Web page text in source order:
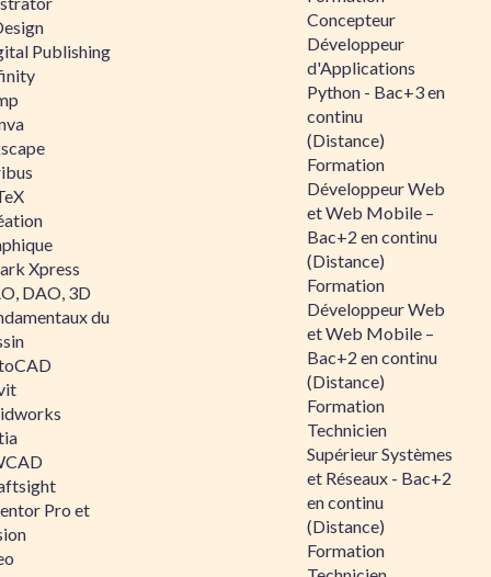
Publishing
Xpress
DAO, 3D
du
Pro et
Concepteur
Développeur
d'Applications
Python - Bac+3 en
continu
(Distance)
Formation
Développeur Web
et Web Mobile –
Bac+2 en continu
(Distance)
Formation
Développeur Web
et Web Mobile –
Bac+2 en continu
(Distance)
Formation
Technicien
Supérieur Systèmes
et Réseaux - Bac+2
en continu
(Distance)
Formation